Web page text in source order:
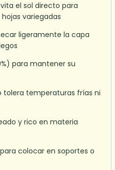
el sol directo para
variegadas
ligeramente la capa
para mantener su
tolera temperaturas frías ni
y rico en materia
colocar en soportes o